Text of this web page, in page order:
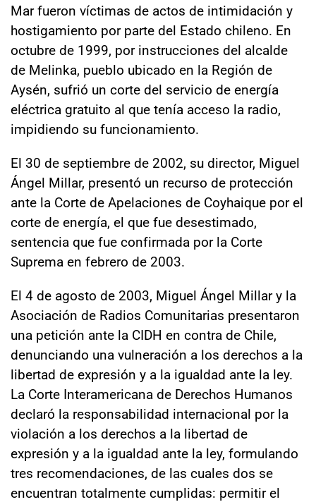
Mar fueron víctimas de actos de intimidación y
hostigamiento por parte del Estado chileno. En
octubre de 1999, por instrucciones del alcalde
de Melinka, pueblo ubicado en la Región de
Aysén, sufrió un corte del servicio de energía
eléctrica gratuito al que tenía acceso la radio,
impidiendo su funcionamiento.
El 30 de septiembre de 2002, su director, Miguel
Ángel Millar, presentó un recurso de protección
ante la Corte de Apelaciones de Coyhaique por el
corte de energía, el que fue desestimado,
sentencia que fue confirmada por la Corte
Suprema en febrero de 2003.
El 4 de agosto de 2003, Miguel Ángel Millar y la
Asociación de Radios Comunitarias presentaron
una petición ante la CIDH en contra de Chile,
denunciando una vulneración a los derechos a la
libertad de expresión y a la igualdad ante la ley.
La Corte Interamericana de Derechos Humanos
declaró la responsabilidad internacional por la
violación a los derechos a la libertad de
expresión y a la igualdad ante la ley, formulando
tres recomendaciones, de las cuales dos se
encuentran totalmente cumplidas: permitir el